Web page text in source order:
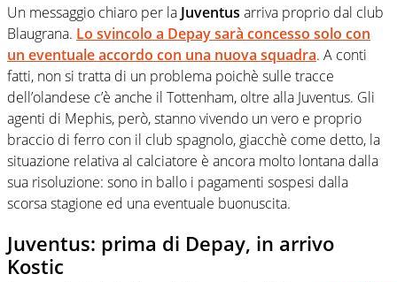
Un messaggio chiaro per la Juventus arriva proprio dal club
Blaugrana. Lo svincolo a Depay sarà concesso solo con
un eventuale accordo con una nuova squadra. A conti
fatti, non si tratta di un problema poichè sulle tracce
dell’olandese c’è anche il Tottenham, oltre alla Juventus. Gli
agenti di Mephis, però, stanno vivendo un vero e proprio
braccio di ferro con il club spagnolo, giacchè come detto, la
situazione relativa al calciatore è ancora molto lontana dalla
sua risoluzione: sono in ballo i pagamenti sospesi dalla
scorsa stagione ed una eventuale buonuscita.
Juventus: prima di Depay, in arrivo
Kostic